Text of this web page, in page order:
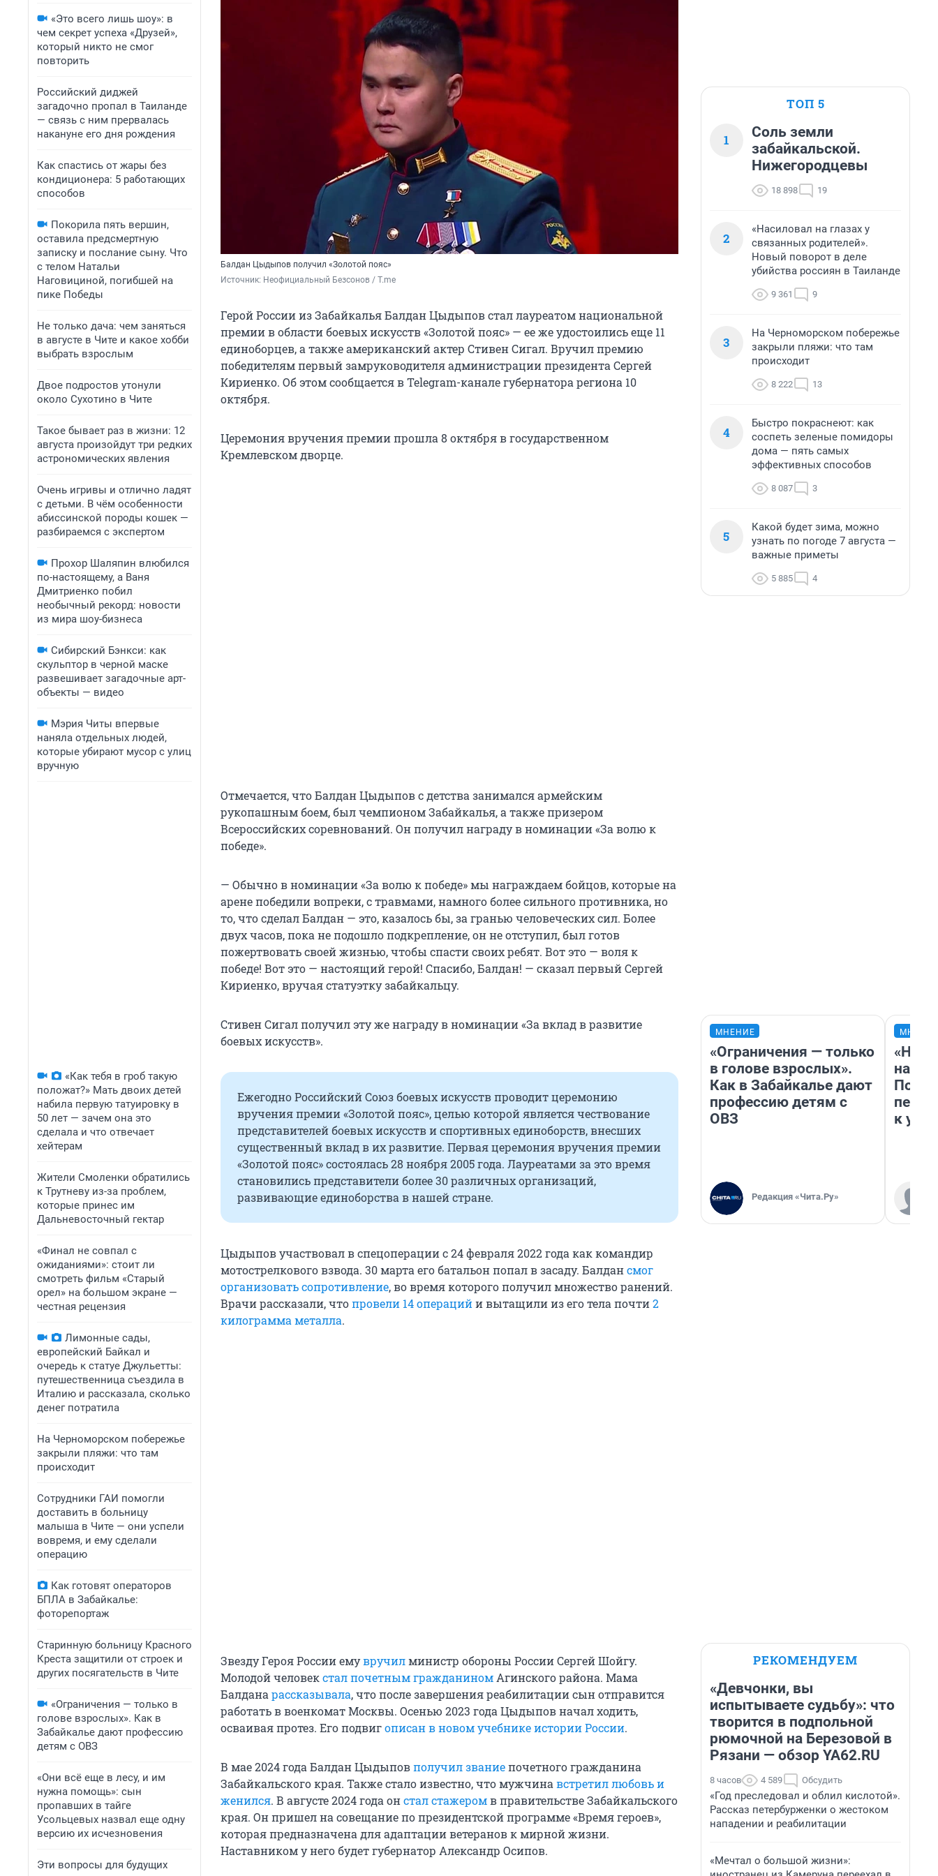
«Это всего лишь шоу»: в
чем секрет успеха «Друзей»,
который никто не смог
повторить
Российский диджей
загадочно пропал в Таиланде
— связь с ним прервалась
накануне его дня рождения
Как спастись от жары без
кондиционера: 5 работающих
способов
Покорила пять вершин,
оставила предсмертную
записку и послание сыну. Что
с телом Натальи
Наговициной, погибшей на
пике Победы
Не только дача: чем заняться
в августе в Чите и какое хобби
выбрать взрослым
Двое подростов утонули
около Сухотино в Чите
Такое бывает раз в жизни: 12
августа произойдут три редких
астрономических явления
Очень игривы и отлично ладят
с детьми. В чём особенности
абиссинской породы кошек —
разбираемся с экспертом
Прохор Шаляпин влюбился
по-настоящему, а Ваня
Дмитриенко побил
необычный рекорд: новости
из мира шоу-бизнеса
Сибирский Бэнкси: как
скульптор в черной маске
развешивает загадочные арт-
объекты — видео
Мэрия Читы впервые
наняла отдельных людей,
которые убирают мусор с улиц
вручную
«Как тебя в гроб такую
положат?» Мать двоих детей
набила первую татуировку в
50 лет — зачем она это
сделала и что отвечает
хейтерам
Жители Смоленки обратились
к Трутневу из-за проблем,
которые принес им
Дальневосточный гектар
«Финал не совпал с
ожиданиями»: стоит ли
смотреть фильм «Старый
орел» на большом экране —
честная рецензия
Лимонные сады,
европейский Байкал и
очередь к статуе Джульетты:
путешественница съездила в
Италию и рассказала, сколько
денег потратила
На Черноморском побережье
закрыли пляжи: что там
происходит
Сотрудники ГАИ помогли
доставить в больницу
малыша в Чите — они успели
вовремя, и ему сделали
операцию
Как готовят операторов
БПЛА в Забайкалье:
фоторепортаж
Старинную больницу Красного
Креста защитили от строек и
других посягательств в Чите
«Ограничения — только в
голове взрослых». Как в
Забайкалье дают профессию
детям с ОВЗ
«Они всё еще в лесу, и им
нужна помощь»: сын
пропавших в тайге
Усольцевых назвал еще одну
версию их исчезновения
Эти вопросы для будущих
Балдан Цыдыпов получил «Золотой пояс»
Источник: Неофициальный Безсонов / T.me
Герой России из Забайкалья Балдан Цыдыпов стал лауреатом национальной
премии в области боевых искусств «Золотой пояс» — ее же удостоились еще 11
единоборцев, а также американский актер Стивен Сигал. Вручил премию
победителям первый замруководителя администрации президента Сергей
Кириенко. Об этом сообщается в Telegram-канале губернатора региона 10
октября.
Церемония вручения премии прошла 8 октября в государственном
Кремлевском дворце.
Отмечается, что Балдан Цыдыпов с детства занимался армейским
рукопашным боем, был чемпионом Забайкалья, а также призером
Всероссийских соревнований. Он получил награду в номинации «За волю к
победе».
— Обычно в номинации «За волю к победе» мы награждаем бойцов, которые на
арене победили вопреки, с травмами, намного более сильного противника, но
то, что сделал Балдан — это, казалось бы, за гранью человеческих сил. Более
двух часов, пока не подошло подкрепление, он не отступил, был готов
пожертвовать своей жизнью, чтобы спасти своих ребят. Вот это — воля к
победе! Вот это — настоящий герой! Спасибо, Балдан! — сказал первый Сергей
Кириенко, вручая статуэтку забайкальцу.
Стивен Сигал получил эту же награду в номинации «За вклад в развитие
боевых искусств».
Ежегодно Российский Союз боевых искусств проводит церемонию
вручения премии «Золотой пояс», целью которой является чествование
представителей боевых искусств и спортивных единоборств, внесших
существенный вклад в их развитие. Первая церемония вручения премии
«Золотой пояс» состоялась 28 ноября 2005 года. Лауреатами за это время
становились представители более 30 различных организаций,
развивающие единоборства в нашей стране.
Цыдыпов участвовал в спецоперации с 24 февраля 2022 года как командир
мотострелкового взвода. 30 марта его батальон попал в засаду. Балдансмог
организовать сопротивление, во время которого получил множество ранений.
Врачи рассказали, чтопровели 14 операцийи вытащили из его тела почти2
килограмма металла.
Звезду Героя России емувручилминистр обороны России Сергей Шойгу.
Молодой человекстал почетным гражданином Агинского района. Мама
Балдана рассказывала, что после завершения реабилитации сын отправится
работать в военкомат Москвы. Осенью 2023 года Цыдыпов начал ходить,
осваивая протез. Его подвигописан в новом учебнике истории России.
В мае 2024 года Балдан Цыдыповполучил званиепочетного гражданина
Забайкальского края. Также стало известно, что мужчина встретил любовь и
женился. В августе 2024 года онстал стажеромв правительстве Забайкальского
края. Он пришел на совещание по президентской программе «Время героев»,
которая предназначена для адаптации ветеранов к мирной жизни.
Наставником у него будет губернатор Александр Осипов.
ТОП 5
1
Соль земли
забайкальской.
Нижегородцевы
18 898 19
2
«Насиловал на глазах у
связанных родителей».
Новый поворот в деле
убийства россиян в Таиланде
9 361 9
3
На Черноморском побережье
закрыли пляжи: что там
происходит
8 222 13
4
Быстро покраснеют: как
соспеть зеленые помидоры
дома — пять самых
эффективных способов
8 087 3
5
Какой будет зима, можно
узнать по погоде 7 августа —
важные приметы
5 885 4
МНЕНИЕ
«Ограничения — только
в голове взрослых».
Как в Забайкалье дают
профессию детям с
ОВЗ
Редакция «Чита.Ру»
надо
к
РЕКОМЕНДУЕМ
«Девчонки, вы
испытываете судьбу»: что
творится в подпольной
рюмочной на Березовой в
Рязани — обзор YA62.RU
8 часов 4 589 Обсудить
«Год преследовал и облил кислотой».
Рассказ петербурженки о жестоком
нападении и реабилитации
«Мечтал о большой жизни»: